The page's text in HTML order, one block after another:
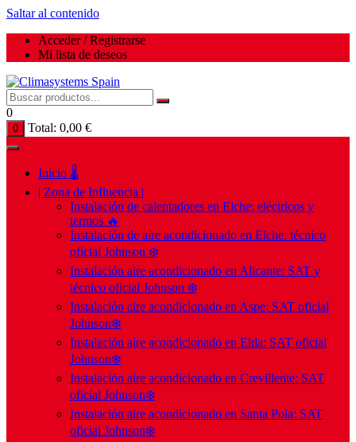
Saltar al contenido
Acceder / Registrarse
Mi lista de deseos
0
0 Total: 0,00 €
Inicio 🌡️
| Zona de Influencia |
Instalación de calentadores en Elche: eléctricos y
termos 🔥
Instalación de aire acondicionado en Elche: técnico
oficial Johnson ❄️
Instalación aire acondicionado en Alicante: SAT y
técnico oficial Johnson ❄️
Instalación aire acondicionado en Aspe: SAT oficial
Johnson❄️
Instalación aire acondicionado en Elda: SAT oficial
Johnson❄️
Instalación aire acondicionado en Crevillente: SAT
oficial Johnson❄️
Instalación aire acondicionado en Santa Pola: SAT
oficial Johnson❄️